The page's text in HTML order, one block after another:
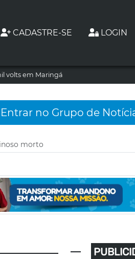
CADASTRE-SE LOGIN
volts em Maringá
Entrar no Grupo de
morto